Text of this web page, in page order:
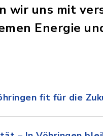
wir uns mit
Energie
fit für die